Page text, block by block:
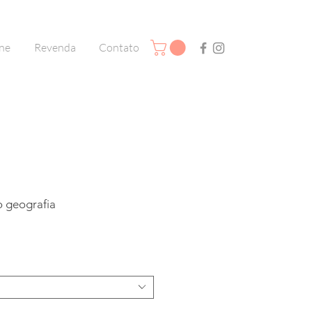
Revenda Contato
geografia